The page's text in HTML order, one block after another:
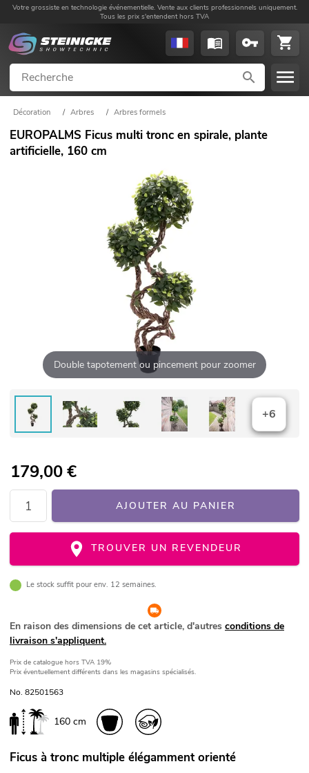
Votre grossiste en technologie événementielle. Vente aux clients professionnels uniquement.
Tous les prix s'entendent hors TVA
Décoration / Arbres / Arbres formels
EUROPALMS Ficus multi tronc en spirale, plante
artificielle, 160 cm
Double tapotement ou pincement pour zoomer
+6
179,00€
AJOUTER AU PANIER
TROUVER UN REVENDEUR
Le stock suffit pour env. 12 semaines.
En raison des dimensions de cet article, d'autres conditions de
livraison s'appliquent.
Prix de catalogue hors TVA 19%
Prix éventuellement différents dans les magasins spécialisés.
No. 82501563
160 cm
Ficus à tronc multiple élégamment orienté